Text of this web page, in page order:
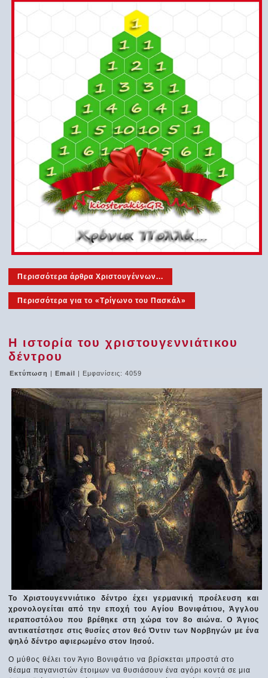
Περισσότερα άρθρα Χριστουγέννων...
Περισσότερα για το «Τρίγωνο του Πασκάλ»
Η ιστορία του χριστουγεννιάτικου
δέντρου
Εκτύπωση |Email | Εμφανίσεις: 4059
Το Χριστουγεννιάτικο δέντρο έχει γερμανική προέλευση και
χρονολογείται από την εποχή του Αγίου Βονιφάτιου, Άγγλου
ιεραποστόλου που βρέθηκε στη χώρα τον 8ο αιώνα. Ο Άγιος
αντικατέστησε στις θυσίες στον θεό Όντιν των Νορβηγών με ένα
ψηλό δέντρο αφιερωμένο στον Ιησού.
Ο μύθος θέλει τον Άγιο Βονιφάτιο να βρίσκεται μπροστά στο
θέαμα παγανιστών έτοιμων να θυσιάσουν ένα αγόρι κοντά σε μια